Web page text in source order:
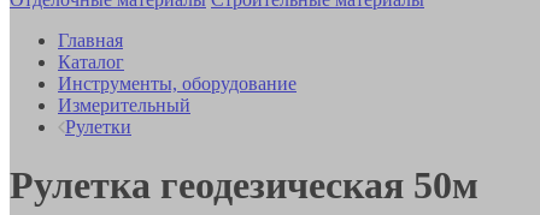
Главная
Каталог
Инструменты, оборудование
Измерительный
Рулетки
Рулетка геодезическая 50м